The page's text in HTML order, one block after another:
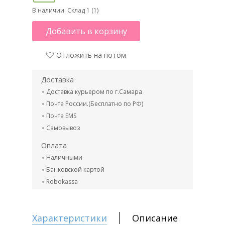
В наличии: Склад 1 (1)
Добавить в корзину
Отложить на потом
Доставка
Доставка курьером по г.Самара
Почта России.(Бесплатно по РФ)
Почта EMS
Самовывоз
Оплата
Наличными
Банковской картой
Robokassa
Характеристики Описание